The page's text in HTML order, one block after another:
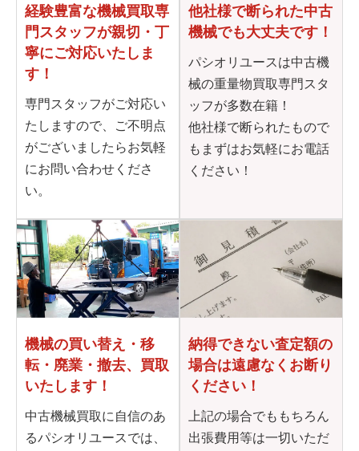
経験豊富な機械買取専
門 スタッフが親切・丁
寧にご対応いたしま
す！
専門スタッフがご対応い
たしますので、ご不明点
がございましたらお気軽
にお問い合わせくださ
い。
他社様で断られた中古
機械でも大丈夫です！
パシオリユースは中古機
械の重量物買取専門スタ
ッフが多数在籍！
他社様で断られたもので
もまずはお気軽にお電話
ください！
機械の買い替え・移
転・ 廃業・撤去、買取
いたします！
中古機械買取に自信のあ
るパシオリユースでは、
納得できない査定額の
場合は遠慮なくお断り
ください！
上記の場合でももちろん
出張費用等は一切いただ